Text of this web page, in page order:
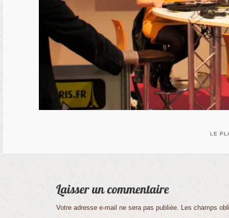
LE
Votre adresse e-mail ne sera pas publiée. Les champs